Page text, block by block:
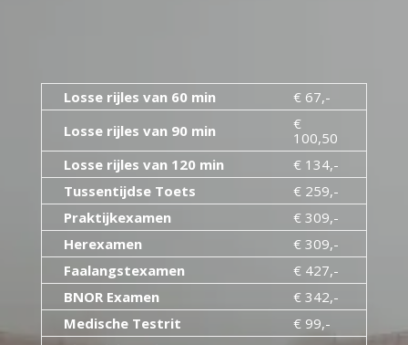
Losse rijles van 60 min
€ 67,-
Losse rijles van 90 min
€
100,50
Losse rijles van 120 min
€ 134,-
Tussentijdse Toets
€ 259,-
Praktijkexamen
€ 309,-
Herexamen
€ 309,-
Faalangstexamen
€ 427,-
BNOR Examen
€ 342,-
Medische Testrit
€ 99,-